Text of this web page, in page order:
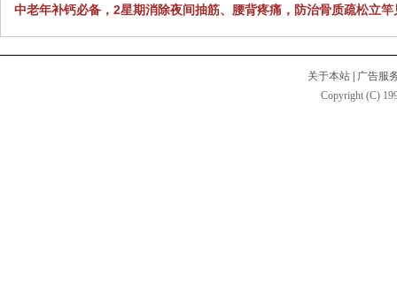
中老年补钙必备，2星期消除夜间抽筋、腰背疼痛，防治骨质疏松立竿
关于本站
广告服
Copyright (C)